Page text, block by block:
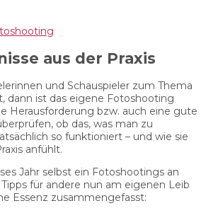
aus der Praxis
und Schauspieler zum Thema
dann ist das eigene Fotoshooting
Herausforderung bzw. auch eine gute
ob das, was man zu
so funktioniert – und wie sie
anfühlt.
Jahr selbst ein Fotoshootings an
für andere nun am eigenen Leib
Essenz zusammengefasst: